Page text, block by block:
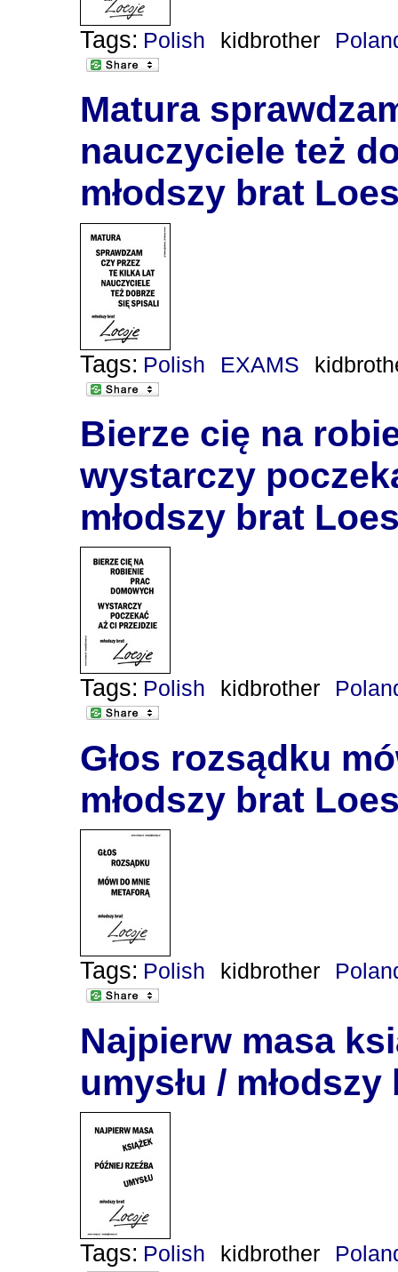
Tags: Polish kidbrother
Matura
nauczyciele też
młodszy brat
Tags: Polish EXAMS
Bierze cię na
wystarczy
młodszy brat
Tags: Polish kidbrother
Głos rozsądku
młodszy brat
Tags: Polish kidbrother
Najpierw masa
umysłu /
Tags: Polish kidbrother